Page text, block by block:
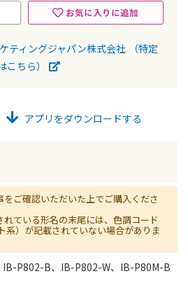
お気に入りに追加
ティングジャパン株式会社
（特定
ちら）
アプリをダウンロードする
ご確認いただいた上でご購入くださ
ている形名の末尾には、色調コード
系）が記載されていない場合がありま
P802-B、IB-P802-W、IB-P80M-B